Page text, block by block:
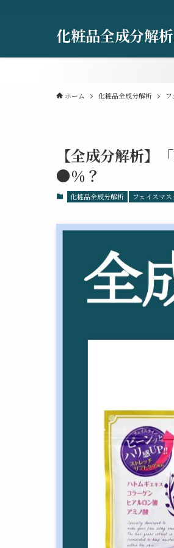
化粧品全成分解析
ホーム 化粧品全成分解析
【全成分解析】
●％？
化粧品全成分解析 フェイスマ